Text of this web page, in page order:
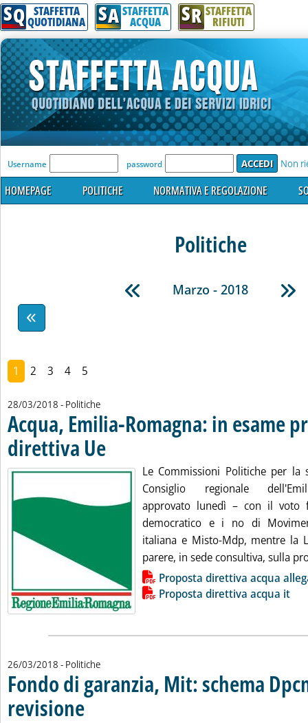
SQ STAFFETTA
QUOTIDIANA SA STAFFETTA
ACQUA SR STAFFETTA
RIFIUTI
'Modulo Login per accedere'
Username password Non
HOMEPAGE POLITICHE NORMATIVA E REGOLAZIONE
Politiche
Marzo - 2018
1 2 3 4 5
28/03/2018 - Politiche
Acqua, Emilia-Romagna: in esame
direttiva Ue . Pubblicata mercoledì 28 marzo 2018 alle 12.2.
Le Commissioni Politiche per la
Consiglio regionale
approvato lunedì – con il voto
democratico e i no di
italiana e Misto-Mdp, mentre la
parere, in sede consultiva, sulla
Lista allegati PDF alla notiziaProposta direttiva acqua
Proposta direttiva acqua it
26/03/2018 - Politiche
Fondo di garanzia, Mit: schema
revisione. Sottotitolo: Per tener conto delle disposizioni della Legge di
. Pubblicata lunedì 26 marzo 2018 alle 18.44.